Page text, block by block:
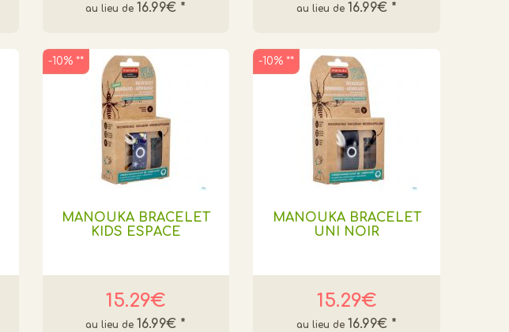
16.99€ * 16.99€ *
MANOUKA BRACELET
KIDS ESPACE
15.29€
16.99€ *
-10% **
MANOUKA BRACELET
UNI NOIR
15.29€
16.99€ *
-10% **